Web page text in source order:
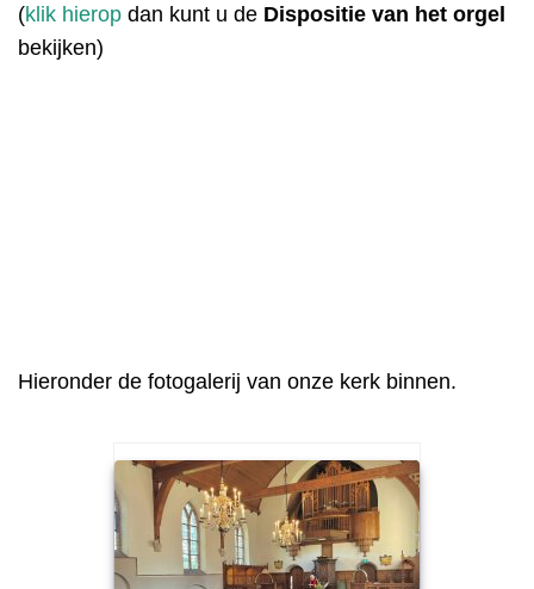
(klik hierop dan kunt u de Dispositie van het orgel
bekijken)
Hieronder de fotogalerij van onze kerk binnen.